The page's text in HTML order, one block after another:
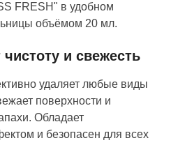
FRESH" в удобном
объёмом 20 мл.
и свежесть
удаляет любые виды
поверхности и
Обладает
и безопасен для всех